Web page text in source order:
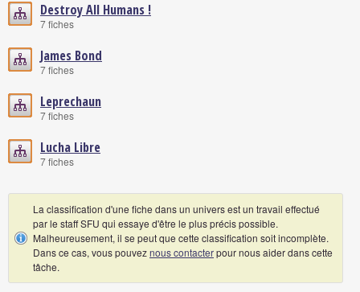
Destroy All Humans !
7 fiches
James Bond
7 fiches
Leprechaun
7 fiches
Lucha Libre
7 fiches
La classification d'une fiche dans un univers est un travail effectué
par le staff SFU qui essaye d'être le plus précis possible.
Malheureusement, il se peut que cette classification soit incomplète.
Dans ce cas, vous pouveznous contacterpour nous aider dans cette
tâche.